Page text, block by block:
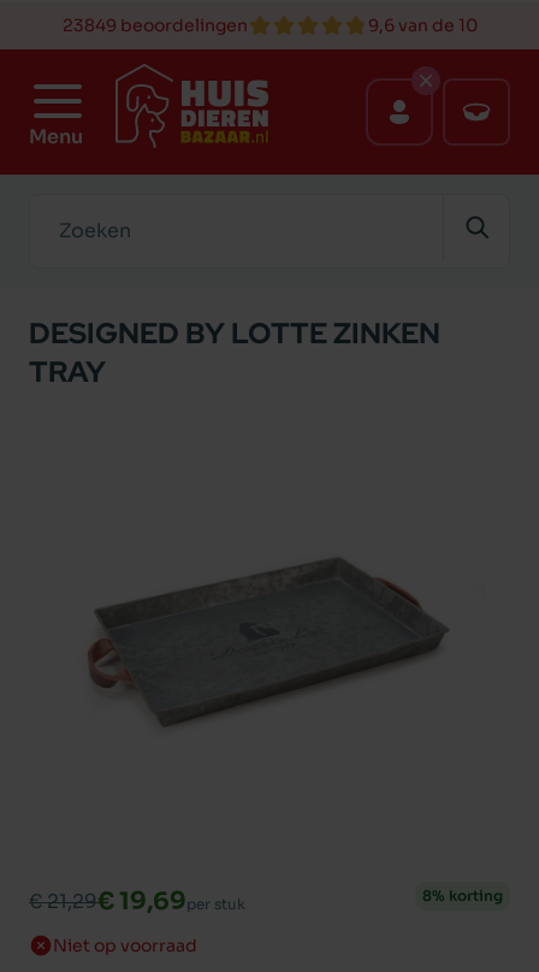
23849 beoordelingen 9,6 van de 10
Menu
DESIGNED BY LOTTE ZINKEN
TRAY
€ 21,29€ 19,69per stuk 8% korting
Niet op voorraad